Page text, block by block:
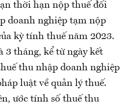
thời hạn nộp thuế đối
doanh nghiệp tạm nộp
kỳ tính thuế năm 2023.
3 tháng, kể từ ngày kết
thu nhập doanh nghiệp
luật về quản lý thuế.
ước tính số thuế thu